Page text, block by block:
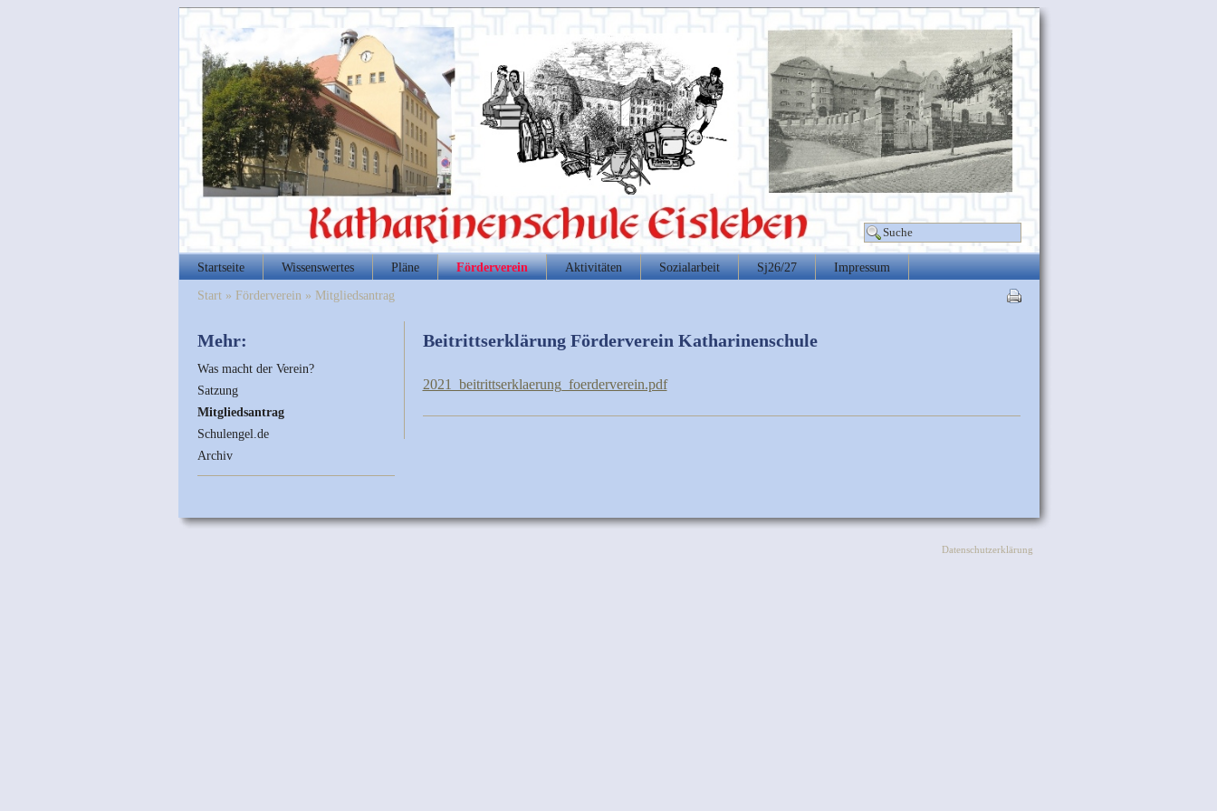
Startseite Wissenswertes Pläne Förderverein Aktivitäten Sozialarbeit Sj26/27 Impressum
Start» Förderverein » Mitgliedsantrag
Mehr:
Was macht der Verein?
Satzung
Mitgliedsantrag
Schulengel.de
Archiv
Beitrittserklärung Förderverein Katharinenschule
2021_beitrittserklaerung_foerderverein.pdf
Datenschutzerklärung